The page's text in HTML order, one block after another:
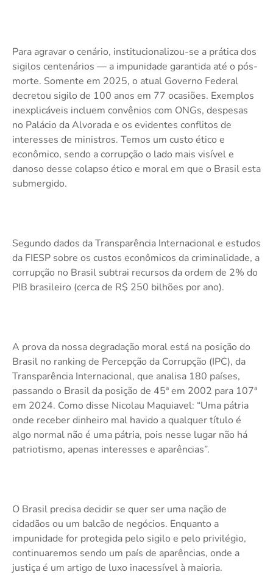
Para agravar o cenário, institucionalizou-se a prática dos
sigilos centenários — a impunidade garantida até o pós-
morte. Somente em 2025, o atual Governo Federal
decretou sigilo de 100 anos em 77 ocasiões. Exemplos
inexplicáveis incluem convênios com ONGs, despesas
no Palácio da Alvorada e os evidentes conflitos de
interesses de ministros. Temos um custo ético e
econômico, sendo a corrupção o lado mais visível e
danoso desse colapso ético e moral em que o Brasil esta
submergido.
Segundo dados da Transparência Internacional e estudos
da FIESP sobre os custos econômicos da criminalidade, a
corrupção no Brasil subtrai recursos da ordem de 2% do
PIB brasileiro (cerca de R$ 250 bilhões por ano).
A prova da nossa degradação moral está na posição do
Brasil no ranking de Percepção da Corrupção (IPC), da
Transparência Internacional, que analisa 180 países,
passando o Brasil da posição de 45ª em 2002 para 107ª
em 2024. Como disse Nicolau Maquiavel: “Uma pátria
onde receber dinheiro mal havido a qualquer título é
algo normal não é uma pátria, pois nesse lugar não há
patriotismo, apenas interesses e aparências”.
O Brasil precisa decidir se quer ser uma nação de
cidadãos ou um balcão de negócios. Enquanto a
impunidade for protegida pelo sigilo e pelo privilégio,
continuaremos sendo um país de aparências, onde a
justiça é um artigo de luxo inacessível à maioria.